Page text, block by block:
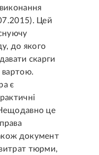
Цей
до якого
скарги
вартою.
є
це
документ
витрат тюрми,